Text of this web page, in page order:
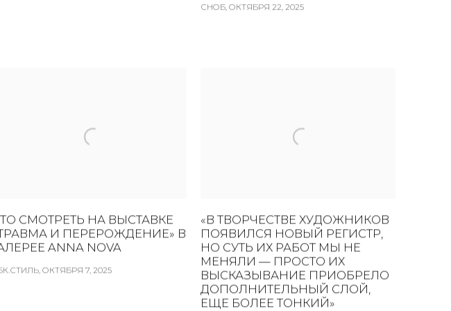
СНОБ, ОКТЯБРЯ 22, 2025
СМОТРЕТЬ НА ВЫСТАВКЕ
И ПЕРЕРОЖДЕНИЕ» В
ANNA NOVA
ОКТЯБРЯ 7, 2025
«В ТВОРЧЕСТВЕ ХУДОЖНИКОВ
ПОЯВИЛСЯ НОВЫЙ РЕГИСТР,
НО СУТЬ ИХ РАБОТ МЫ НЕ
МЕНЯЛИ — ПРОСТО ИХ
ВЫСКАЗЫВАНИЕ ПРИОБРЕЛО
ДОПОЛНИТЕЛЬНЫЙ СЛОЙ,
ЕЩЕ БОЛЕЕ ТОНКИЙ»